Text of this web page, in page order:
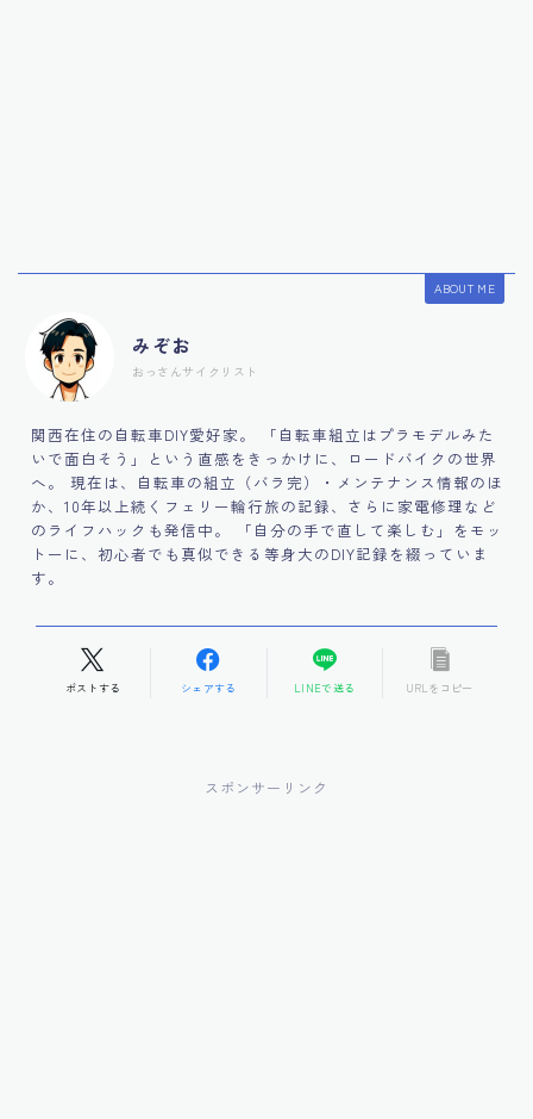
ABOUT ME
みぞお
おっさんサイクリスト
関西在住の自転車DIY愛好家。 「自転車組立はプラモデルみた
いで面白そう」という直感をきっかけに、ロードバイクの世界
へ。 現在は、自転車の組立（バラ完）・メンテナンス情報のほ
か、10年以上続くフェリー輪行旅の記録、さらに家電修理など
のライフハックも発信中。 「自分の手で直して楽しむ」をモッ
トーに、初心者でも真似できる等身大のDIY記録を綴っていま
す。
ポストする シェアする LINEで送る URLをコピー
スポンサーリンク